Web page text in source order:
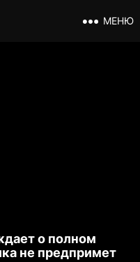
МЕНЮ
о полном
не предпримет